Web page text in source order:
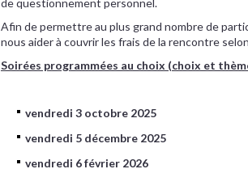
Afin de permettre au plus grand nombre de
nous aider à couvrir les frais de la rencontre
Soirées programmées au choix (choix et
vendredi 3 octobre 2025
vendredi 5 décembre 2025
vendredi 6 février 2026